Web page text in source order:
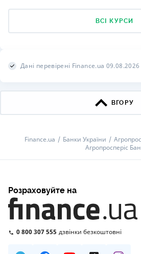
ВСІ КУРСИ
Дані перевірені Finance.ua 09.08.2026
ВГОРУ
Finance.ua Банки України
Агропросперіс
Розраховуйте на
0 800 307 555 дзвінки безкоштовні